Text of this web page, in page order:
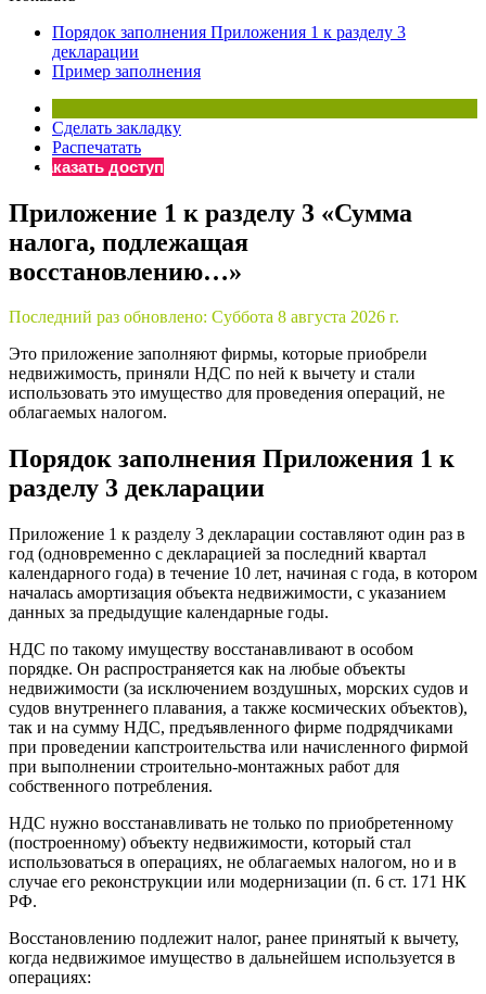
Бератор
«Практическая энциклопедия бухгалтера»
Материалы электронного журнала
«Нормативные акты для бухгалтера»
Материалы электронного журнала
«Практическая бухгалтерия»
Онлайн-сервисы «Учетная политика» и «Алгоритмы для
Просто заполните форму, и мы вышлем вам на почту
Порядок заполнения Приложения 1 к разделу 3
декларации
Пример заполнения
Сделать закладку
Распечатать
Заказать доступ
Приложение 1 к разделу 3 «Сумма
налога, подлежащая
восстановлению…»
Последний раз обновлено: Суббота 8 августа 2026 г.
Это приложение заполняют фирмы, которые приобрели
недвижимость, приняли НДС по ней к вычету и стали
использовать это имущество для проведения операций, не
облагаемых налогом.
Порядок заполнения Приложения 1 к
разделу 3 декларации
Приложение 1 к разделу 3 декларации составляют один раз в
год (одновременно с декларацией за последний квартал
календарного года) в течение 10 лет, начиная с года, в котором
началась амортизация объекта недвижимости, с указанием
данных за предыдущие календарные годы.
НДС по такому имуществу восстанавливают в особом
порядке. Он распространяется как на любые объекты
недвижимости (за исключением воздушных, морских судов и
судов внутреннего плавания, а также космических объектов),
так и на сумму НДС, предъявленного фирме подрядчиками
при проведении капстроительства или начисленного фирмой
при выполнении строительно-монтажных работ для
собственного потребления.
НДС нужно восстанавливать не только по приобретенному
(построенному) объекту недвижимости, который стал
использоваться в операциях, не облагаемых налогом, но и в
случае его реконструкции или модернизации (п. 6 ст. 171 НК
РФ.
Восстановлению подлежит налог, ранее принятый к вычету,
когда недвижимое имущество в дальнейшем используется в
операциях: